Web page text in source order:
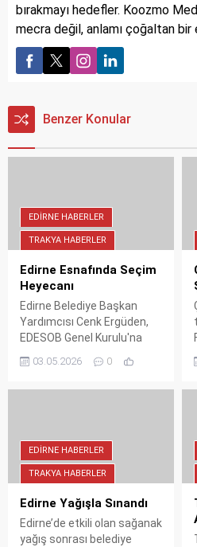
bırakmayı hedefler. Koozmo
mecra değil, anlamı çoğaltan bir
Benzer Konular
EDIRNE HABERLER
TRAKYA HABERLER
Edirne Esnafında Seçim
Heyecanı
Edirne Belediye Başkan
Yardımcısı Cenk Ergüden,
EDESOB Genel Kurulu'na
katılarak esnaf camiasının
heyecanına ortak oldu ve
03.05.2026 0
EDIRNE HABERLER
TRAKYA HABERLER
Edirne Yağışla Sınandı
Edirne’de etkili olan sağanak
yağış sonrası belediye